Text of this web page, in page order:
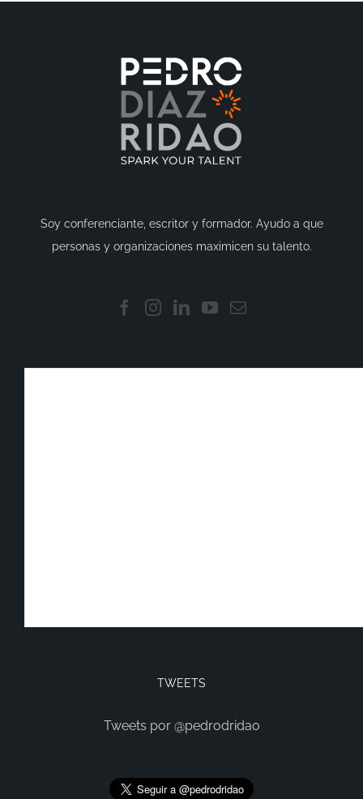
Soy conferenciante, escritor y formador. Ayudo a que
personas y organizaciones maximicen su talento.
TWEETS
Tweets por @pedrodridao